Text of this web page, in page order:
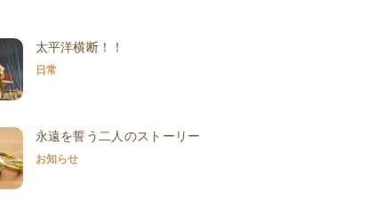
太平洋横断！！
日常
永遠を誓う二人のストーリー
お知らせ